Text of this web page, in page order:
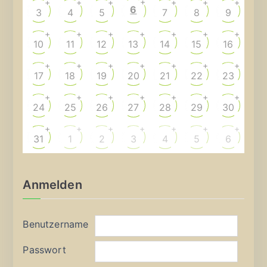
3
+
4
+
5
+
6 7
+
8
+
9
+
10
+
11
+
12
+
13
+
14
+
15
+
16
+
17
+
18
+
19
+
20
+
21
+
22
+
23
+
24
+
25
+
26
+
27
+
28
+
29
+
30
+
31
+
1
+
2
+
3
+
4
+
5
+
6
+
Anmelden
Benutzername
Passwort